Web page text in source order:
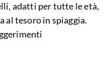
adatti per tutte le età,
al tesoro in spiaggia.